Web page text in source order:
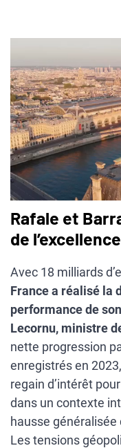
Rafale et
de
Avec 18 milliards
France a réalisé la
performance de
Lecornu, ministre
nette progression
enregistrés en
regain d’intérêt
dans un contexte
hausse
Les tensions